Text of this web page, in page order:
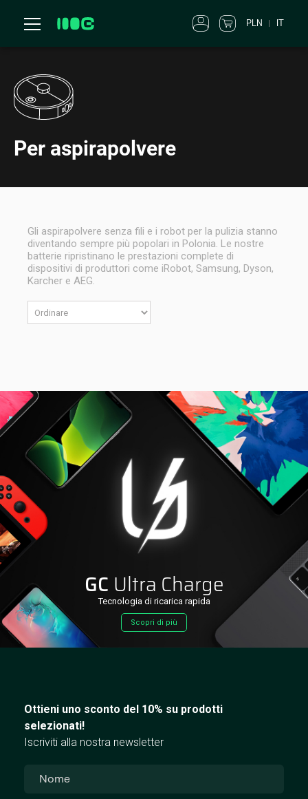
PLN IT
Per aspirapolvere
Gli aspirapolvere senza fili e i robot per la pulizia stanno
diventando sempre più popolari in Polonia. Le nostre
batterie ripristinano le prestazioni complete di
dispositivi di produttori come iRobot, Samsung, Dyson,
Karcher e AEG.
GC Ultra Charge
Tecnologia di ricarica rapida
Scopri di più
Ottieni uno sconto del 10% su prodotti
selezionati!
Iscriviti alla nostra newsletter